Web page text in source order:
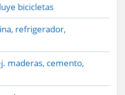
bicicletas
refrigerador,
maderas, cemento,